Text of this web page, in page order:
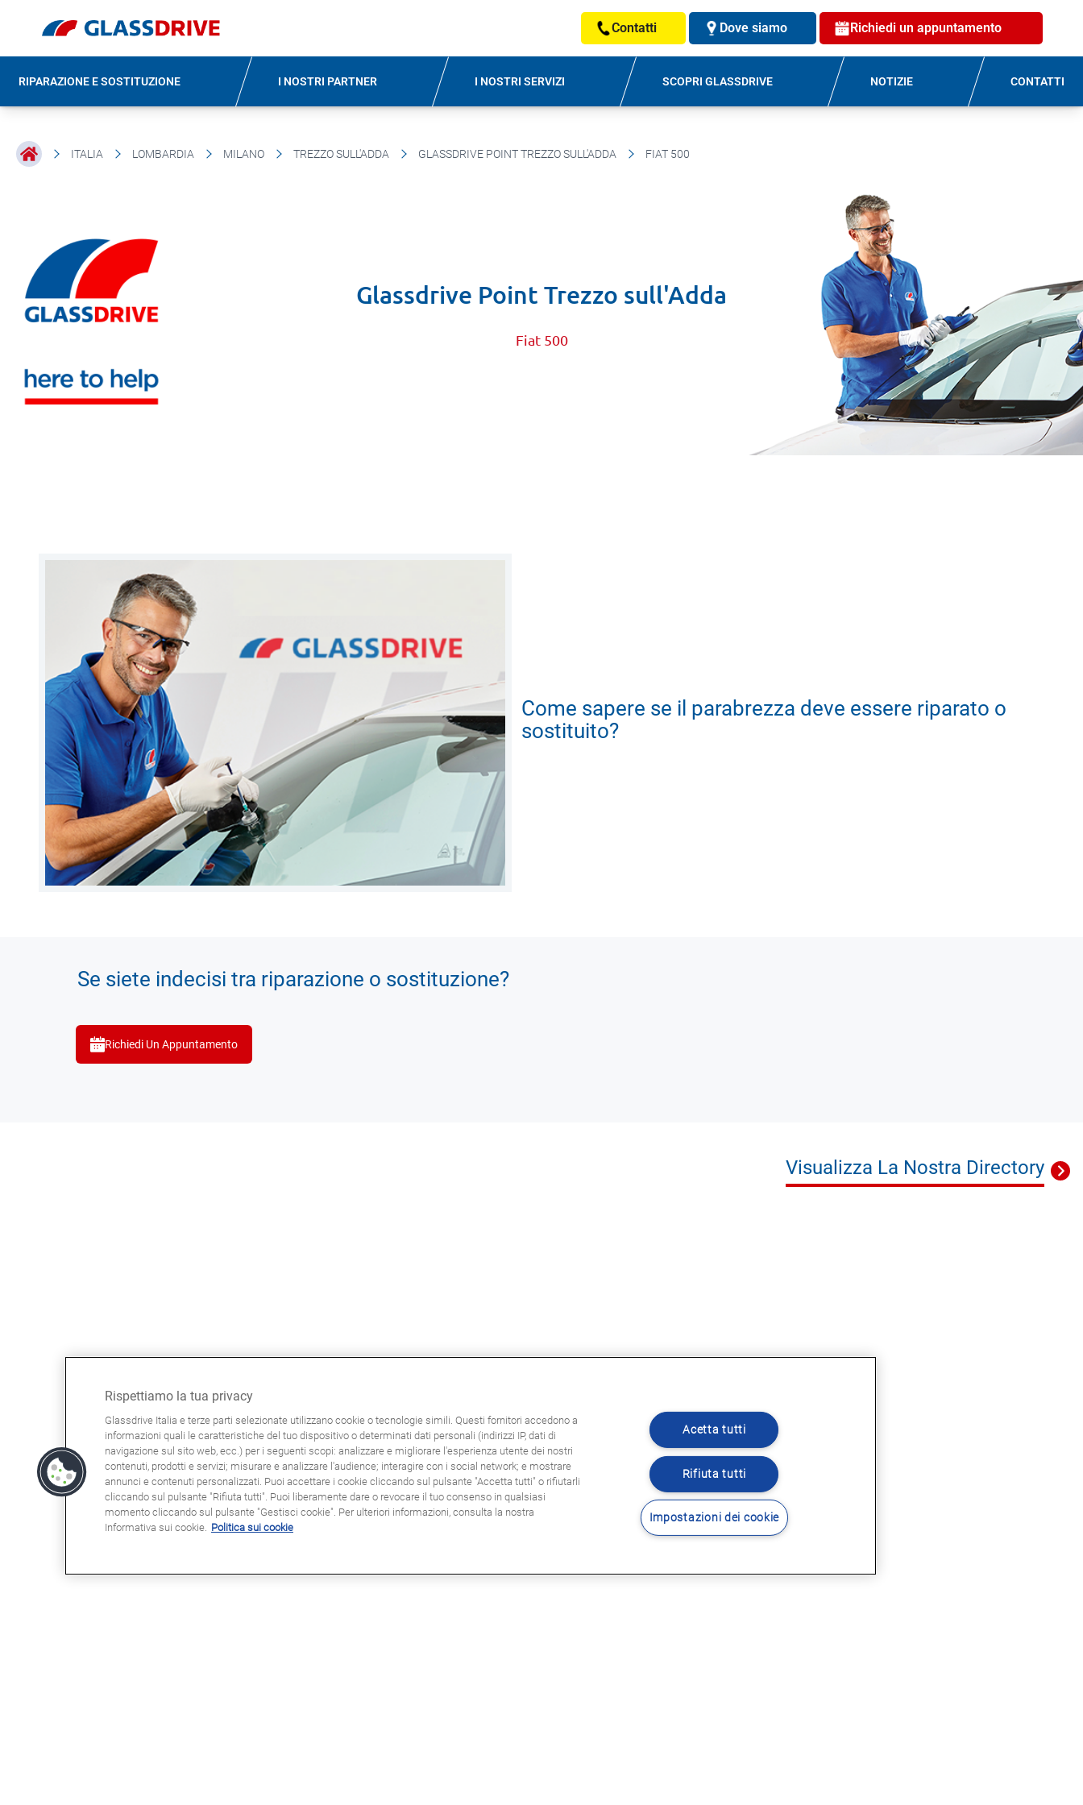
Contatti Dove siamo Richiedi un appuntamento
RIPARAZIONE E SOSTITUZIONE I NOSTRI PARTNER I NOSTRI SERVIZI SCOPRI GLASSDRIVE NOTIZIE CONTATTI
ITALIA LOMBARDIA MILANO TREZZO SULL'ADDA GLASSDRIVE POINT TREZZO SULL'ADDA FIAT 500
Glassdrive Point Trezzo sull'Adda
Fiat 500
Come sapere se il parabrezza deve essere riparato o
sostituito?
Se siete indecisi tra riparazione o sostituzione?
Richiedi Un Appuntamento
Visualizza La Nostra Directory
Rispettiamo la tua privacy
Glassdrive Italia e terze parti selezionate utilizzano cookie o tecnologie simili. Questi fornitori accedono a
informazioni quali le caratteristiche del tuo dispositivo o determinati dati personali (indirizzi IP, dati di
navigazione sul sito web, ecc.) per i seguenti scopi: analizzare e migliorare l'esperienza utente dei nostri
contenuti, prodotti e servizi; misurare e analizzare l'audience; interagire con i social network; e mostrare
annunci e contenuti personalizzati. Puoi accettare i cookie cliccando sul pulsante "Accetta tutti" o rifiutarli
cliccando sul pulsante "Rifiuta tutti". Puoi liberamente dare o revocare il tuo consenso in qualsiasi
momento cliccando sul pulsante "Gestisci cookie". Per ulteriori informazioni, consulta la nostra
Informativa sui cookie. Politica sui cookie
Acetta tutti
Rifiuta tutti
Impostazioni dei cookie